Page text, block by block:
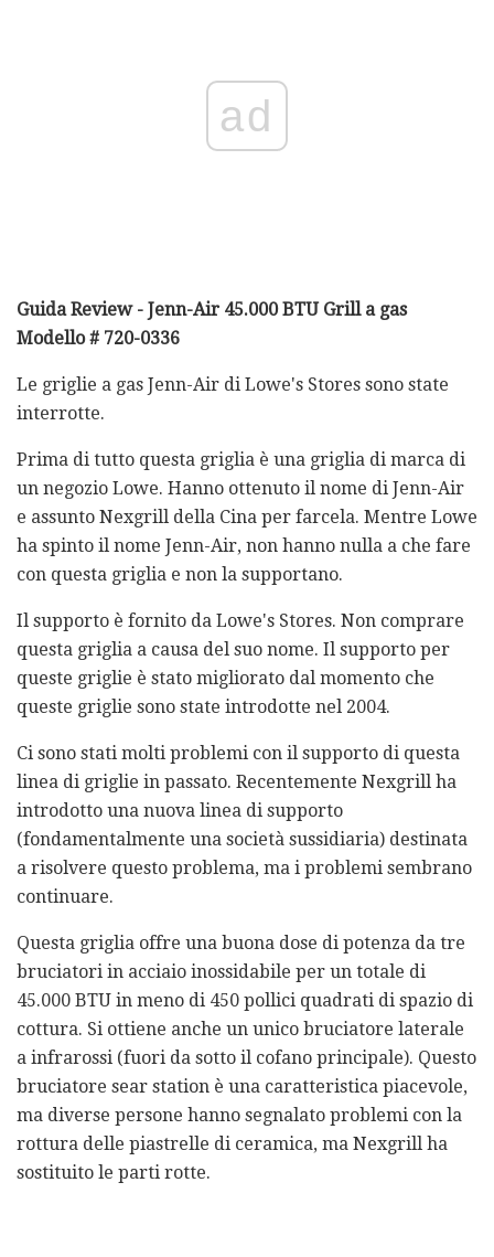
ad
Guida Review - Jenn-Air 45.000 BTU Grill a gas
Modello # 720-0336
Le griglie a gas Jenn-Air di Lowe's Stores sono state
interrotte.
Prima di tutto questa griglia è una griglia di marca di
un negozio Lowe. Hanno ottenuto il nome di Jenn-Air
e assunto Nexgrill della Cina per farcela. Mentre Lowe
ha spinto il nome Jenn-Air, non hanno nulla a che fare
con questa griglia e non la supportano.
Il supporto è fornito da Lowe's Stores. Non comprare
questa griglia a causa del suo nome. Il supporto per
queste griglie è stato migliorato dal momento che
queste griglie sono state introdotte nel 2004.
Ci sono stati molti problemi con il supporto di questa
linea di griglie in passato. Recentemente Nexgrill ha
introdotto una nuova linea di supporto
(fondamentalmente una società sussidiaria) destinata
a risolvere questo problema, ma i problemi sembrano
continuare.
Questa griglia offre una buona dose di potenza da tre
bruciatori in acciaio inossidabile per un totale di
45.000 BTU in meno di 450 pollici quadrati di spazio di
cottura. Si ottiene anche un unico bruciatore laterale
a infrarossi (fuori da sotto il cofano principale). Questo
bruciatore sear station è una caratteristica piacevole,
ma diverse persone hanno segnalato problemi con la
rottura delle piastrelle di ceramica, ma Nexgrill ha
sostituito le parti rotte.